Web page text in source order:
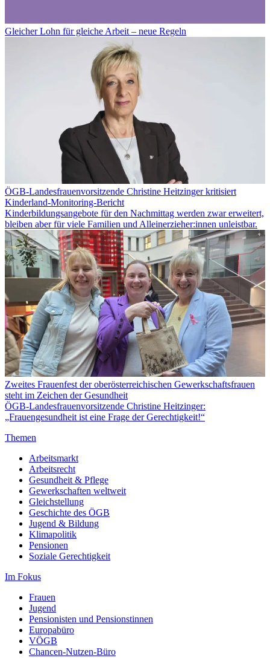
Gleicher Lohn für gleiche Arbeit – neue Regeln
ÖGB-Landesfrauenvorsitzende Christine Heitzinger kritisiert
Kinderland-Monitoring-Bericht
Kinderbildungsangebote für den Nachmittag werden zwar erweitert,
bleiben aber für viele Familien und Alleinerzieher:innen unleistbar.
Zweites Frauenfest der oberösterreichischen Gewerkschaftsfrauen
steht im Zeichen der Gesundheit
ÖGB-Landesfrauenvorsitzende Christine Heitzinger:
„Frauengesundheit ist eine Frage der Gerechtigkeit!“
Themen
Arbeitsmarkt
Arbeitsrecht
Gesundheit & Pflege
Gewerkschaften weltweit
Gleichstellung
Geschichte des ÖGB
Jugend & Bildung
Klimapolitik
Pensionen
Soziale Gerechtigkeit
Im Fokus
Frauen
Jugend
Pensionisten und Pensionstinnen
Europabüro
VÖGB
Chancen-Nutzen-Büro